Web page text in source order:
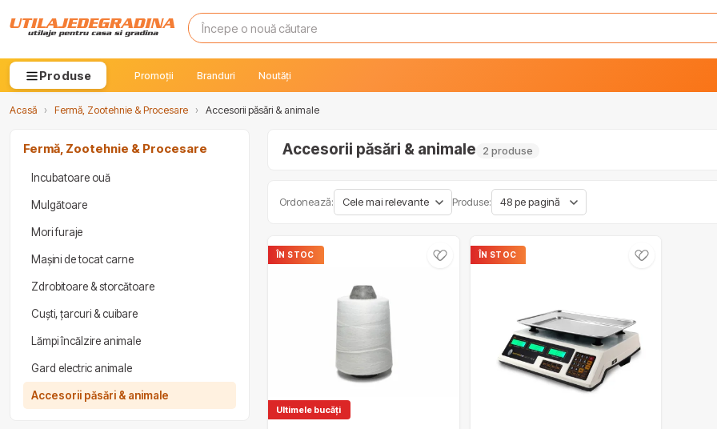
Produse Promoții Branduri Noutăți
Acasă › Fermă, Zootehnie & Procesare › Accesorii păsări & animale
Fermă, Zootehnie & Procesare
Incubatoare ouă
Mulgătoare
Mori furaje
Mașini de tocat carne
Zdrobitoare & storcătoare
Cuști, țarcuri & cuibare
Lămpi încălzire animale
Gard electric animale
Accesorii păsări & animale
Accesorii păsări & animale 2 produse
Ordonează: Produse:
ÎN STOC
Ultimele bucăți
ÎN STOC